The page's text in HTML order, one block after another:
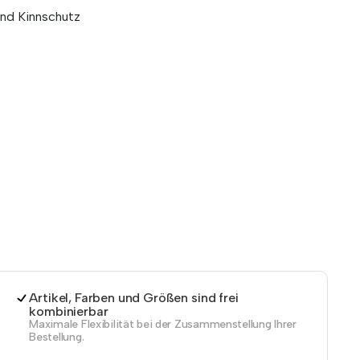
Kinnschutz
Artikel, Farben und Größen sind frei
kombinierbar
Maximale Flexibilität bei der Zusammenstellung Ihrer
Bestellung.